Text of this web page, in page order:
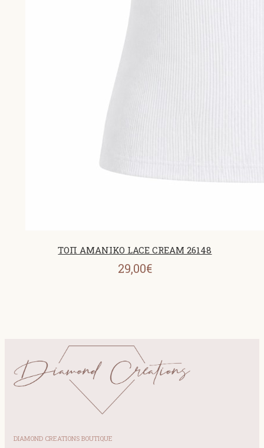
ΤΟΠ ΑΜΑΝΙΚΟ LACE CREAM 26148
29,00€
DIAMOND CREATIONS BOUTIQUE